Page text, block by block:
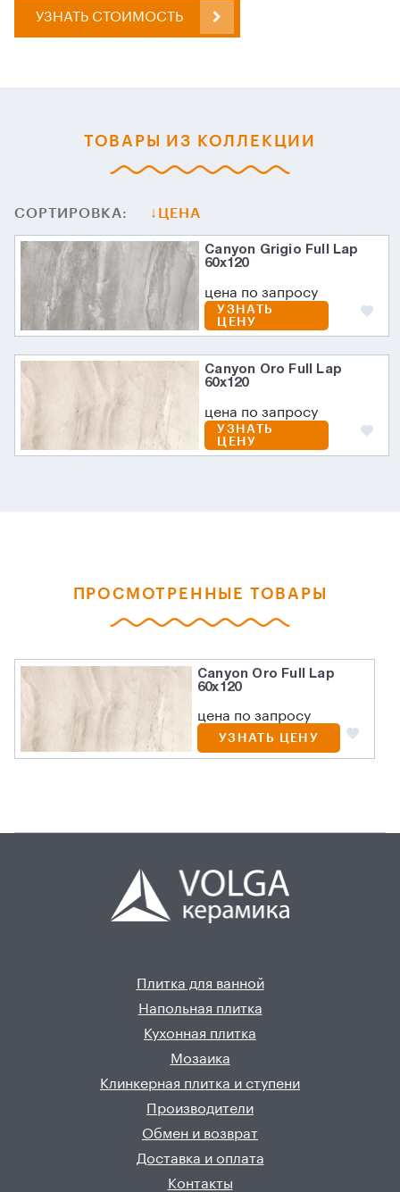
УЗНАТЬ СТОИМОСТЬ
ТОВАРЫ ИЗ КОЛЛЕКЦИИ
СОРТИРОВКА: ЦЕНА
Canyon Grigio Full Lap
60х120
цена по запросу
УЗНАТЬ
ЦЕНУ
Canyon Oro Full Lap
60х120
цена по запросу
УЗНАТЬ
ЦЕНУ
ПРОСМОТРЕННЫЕ ТОВАРЫ
Canyon Oro Full Lap
60х120
цена по запросу
УЗНАТЬ ЦЕНУ
Плитка для ванной
Напольная плитка
Кухонная плитка
Мозаика
Клинкерная плитка и ступени
Производители
Обмен и возврат
Доставка и оплата
Контакты